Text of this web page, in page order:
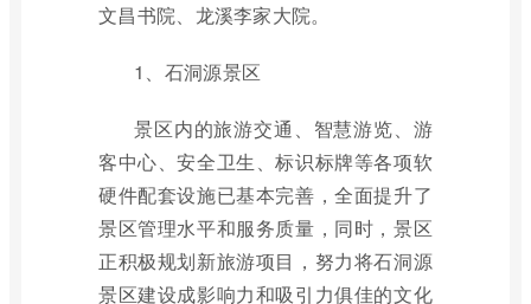
文昌书院、龙溪李家大院。
1、石洞源景区
景区内的旅游交通、智慧游览、游
客中心、安全卫生、标识标牌等各项软
硬件配套设施已基本完善，全面提升了
景区管理水平和服务质量，同时，景区
正积极规划新旅游项目，努力将石洞源
景区建设成影响力和吸引力俱佳的文化